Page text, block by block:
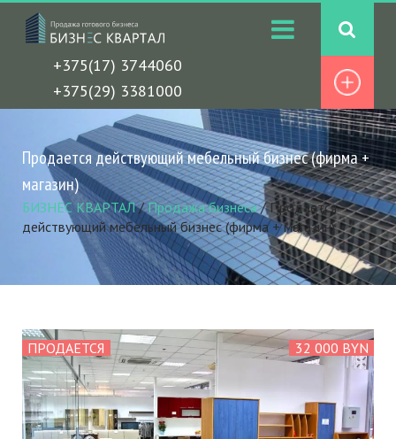
+375(17) 3744060
+375(29) 3381000
Продается действующий мебельный бизнес (фирма +
магазин)
БИЗНЕС КВАРТАЛ/Продажа бизнеса/Продается
действующий мебельный бизнес (фирма + магазин)
ПРОДАЕТСЯ 32 000 BYN